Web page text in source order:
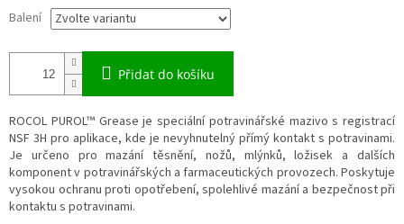
Balení
Přidat do košíku
ROCOL PUROL™ Grease je speciální potravinářské mazivo s registrací
NSF 3H pro aplikace, kde je nevyhnutelný přímý kontakt s potravinami.
Je určeno pro mazání těsnění, nožů, mlýnků, ložisek a dalších
komponent v potravinářských a farmaceutických provozech. Poskytuje
vysokou ochranu proti opotřebení, spolehlivé mazání a bezpečnost při
kontaktu s potravinami.